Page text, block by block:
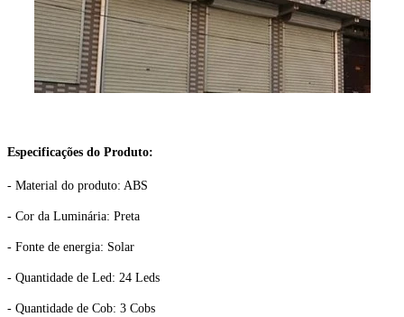
Especificações do Produto:
- Material do produto: ABS
- Cor da Luminária: Preta
- Fonte de energia: Solar
- Quantidade de Led: 24 Leds
- Quantidade de Cob: 3 Cobs